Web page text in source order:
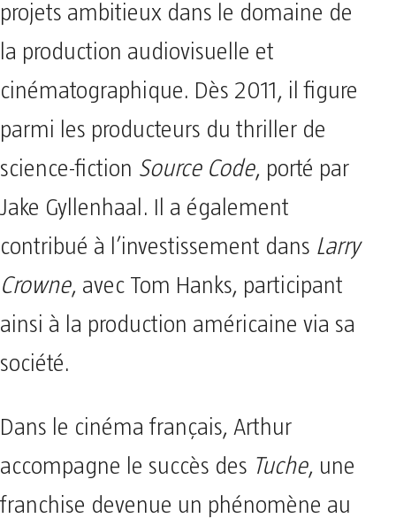
projets ambitieux dans le domaine de
la production audiovisuelle et
cinématographique. Dès 2011, il figure
parmi les producteurs du thriller de
science-fiction Source Code, porté par
Jake Gyllenhaal. Il a également
contribué à l’investissement dans Larry
Crowne, avec Tom Hanks, participant
ainsi à la production américaine via sa
société.
Dans le cinéma français, Arthur
accompagne le succès des Tuche, une
franchise devenue un phénomène au